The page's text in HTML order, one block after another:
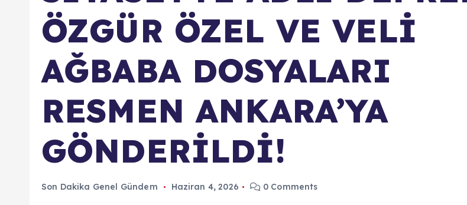
ÖZGÜR ÖZEL VE VELİ
AĞBABA DOSYALARI
RESMEN ANKARA’YA
GÖNDERİLDİ!
Son Dakika Genel Gündem Haziran 4, 2026 0 Comments